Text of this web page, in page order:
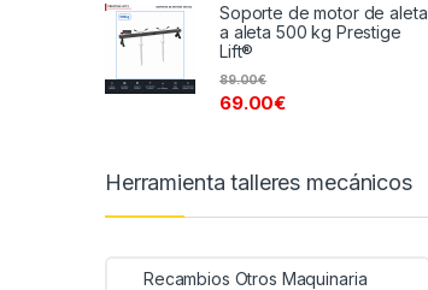
Soporte de motor de aleta
a aleta 500 kg Prestige
Lift®
69.00€
89.00€
Herramienta talleres mecánicos
Recambios Otros Maquinaria